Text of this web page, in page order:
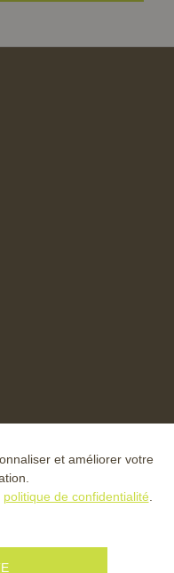
et améliorer votre
politique de confidentialité